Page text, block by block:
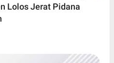
Lolos Jerat Pidana